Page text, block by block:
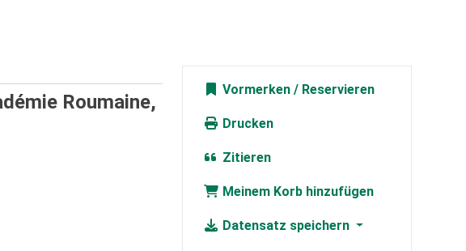
Roumaine,
Vormerken
Drucken
Zitieren
Meinem Korb hinzufügen
Datensatz speichern